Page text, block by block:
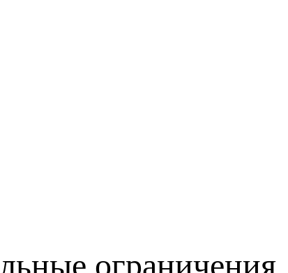
ограничения